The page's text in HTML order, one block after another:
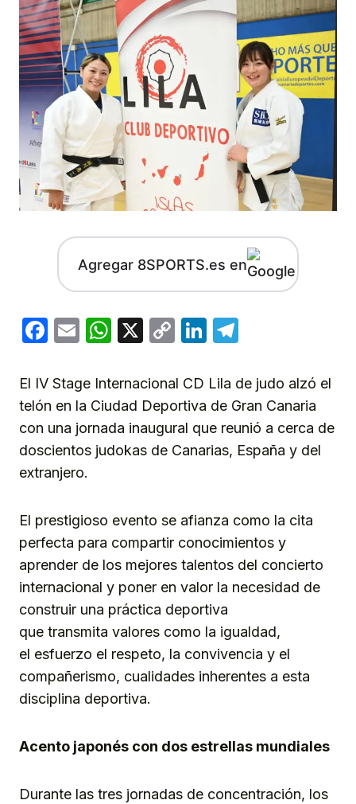
Agregar 8SPORTS.es en
Facebook
EmailWhatsApp
X
CopyLinkedIn
El IV Stage Internacional CD Lila de judo alzó el
telón en la Ciudad Deportiva de Gran Canaria
con una jornada inaugural que reunió a cerca de
doscientos judokas de Canarias, España y del
extranjero.
El prestigioso evento se afianza como la cita
perfecta para compartir conocimientos y
aprender de los mejores talentos del concierto
internacional y poner en valor la necesidad de
construir una práctica deportiva
que transmita valores como la igualdad,
el esfuerzo el respeto, la convivencia y el
compañerismo, cualidades inherentes a esta
disciplina deportiva.
Acento japonés con dos estrellas mundiales
Durante las tres jornadas de concentración, los